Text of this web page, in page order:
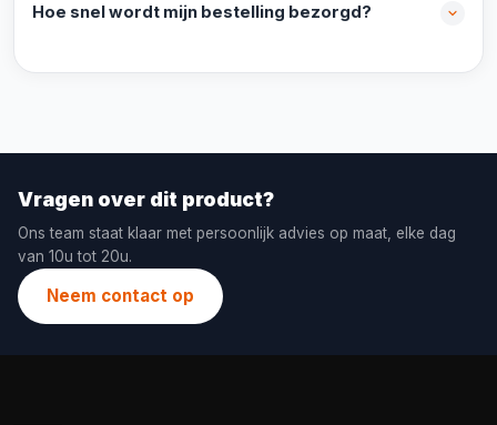
Hoe snel wordt mijn bestelling bezorgd?
Vragen over dit product?
Ons team staat klaar met persoonlijk advies op maat, elke dag
van 10u tot 20u.
Neem contact op